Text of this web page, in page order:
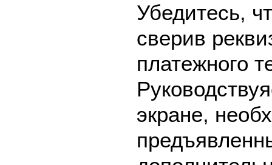
Убедитесь,
сверив
платежного
экране,